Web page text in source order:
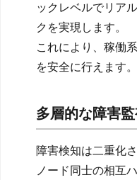
ックレベルでリア
クを実現します。
これにより、稼働
を安全に行えます。
多層的な障害
障害検知は二重化
ノード同士の相互